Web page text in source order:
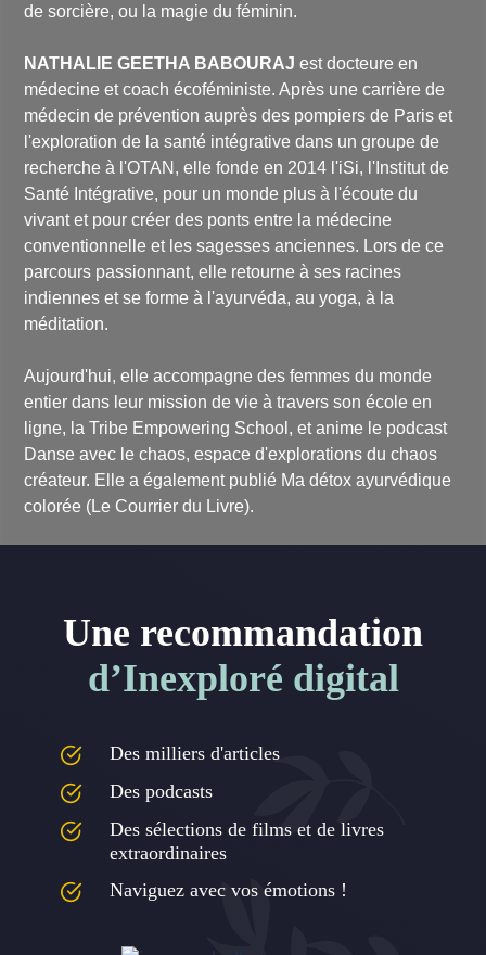
de sorcière, ou la magie du féminin.
NATHALIE GEETHA BABOURAJ est docteure en
médecine et coach écoféministe. Après une carrière de
médecin de prévention auprès des pompiers de Paris et
l'exploration de la santé intégrative dans un groupe de
recherche à l'OTAN, elle fonde en 2014 l'iSi, l'Institut de
Santé Intégrative, pour un monde plus à l'écoute du
vivant et pour créer des ponts entre la médecine
conventionnelle et les sagesses anciennes. Lors de ce
parcours passionnant, elle retourne à ses racines
indiennes et se forme à l'ayurvéda, au yoga, à la
méditation.
Aujourd'hui, elle accompagne des femmes du monde
entier dans leur mission de vie à travers son école en
ligne, la Tribe Empowering School, et anime le podcast
Danse avec le chaos, espace d'explorations du chaos
créateur. Elle a également publié Ma détox ayurvédique
colorée (Le Courrier du Livre).
Une recommandation
d’Inexploré digital
Des milliers d'articles
Des podcasts
Des sélections de films et de livres
extraordinaires
Naviguez avec vos émotions !